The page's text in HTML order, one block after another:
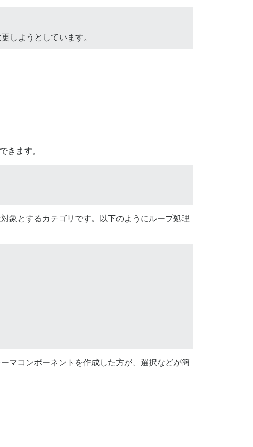
しようとしています。
きます。
対象とするカテゴリです。以下のようにループ処理
マコンポーネントを作成した方が、選択などが簡